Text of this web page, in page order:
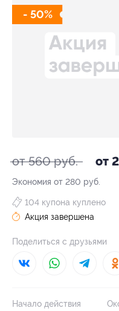
- 50%
от 560 руб. от
Экономия от 280 руб.
104 купона куплено
Акция завершена
Поделиться с друзьями
Начало действия